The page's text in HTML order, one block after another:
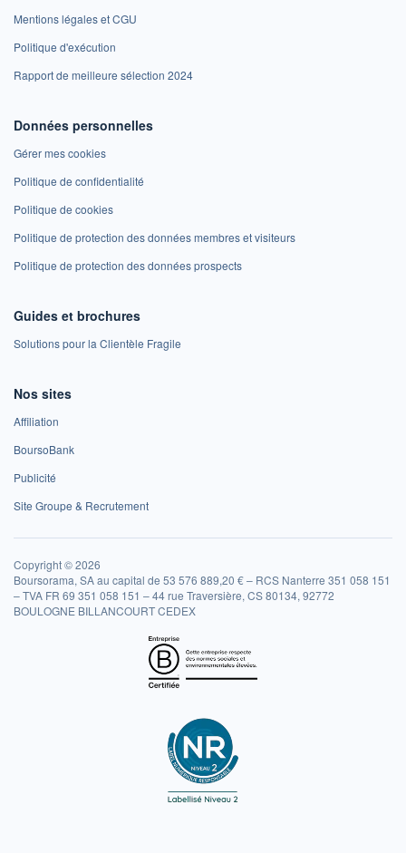
Mentions légales et CGU
Politique d'exécution
Rapport de meilleure sélection 2024
Données personnelles
Gérer mes cookies
Politique de confidentialité
Politique de cookies
Politique de protection des données membres et visiteurs
Politique de protection des données prospects
Guides et brochures
Solutions pour la Clientèle Fragile
Nos sites
Affiliation
BoursoBank
Publicité
Site Groupe & Recrutement
Copyright © 2026
Boursorama, SA au capital de 53 576 889,20 € – RCS Nanterre 351 058 151
– TVA FR 69 351 058 151 – 44 rue Traversière, CS 80134, 92772
BOULOGNE BILLANCOURT CEDEX